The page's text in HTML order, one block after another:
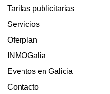
Tarifas publicitarias
Servicios
Oferplan
INMOGalia
Eventos en Galicia
Contacto